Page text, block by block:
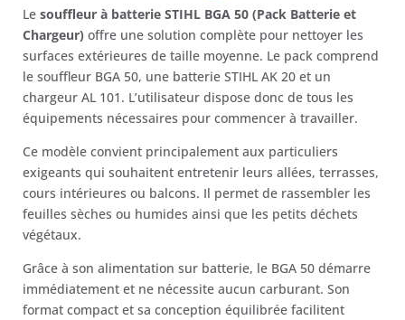
AK
Le souffleur à batterie STIHL BGA 50 (Pack Batterie et
Chargeur) offre une solution complète pour nettoyer les
surfaces extérieures de taille moyenne. Le pack comprend
le souffleur BGA 50, une batterie STIHL AK 20 et un
chargeur AL 101. L’utilisateur dispose donc de tous les
équipements nécessaires pour commencer à travailler.
Ce modèle convient principalement aux particuliers
exigeants qui souhaitent entretenir leurs allées, terrasses,
cours intérieures ou balcons. Il permet de rassembler les
feuilles sèches ou humides ainsi que les petits déchets
végétaux.
Grâce à son alimentation sur batterie, le BGA 50 démarre
immédiatement et ne nécessite aucun carburant. Son
format compact et sa conception équilibrée facilitent